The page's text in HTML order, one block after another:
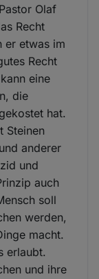
Olaf
Recht
er etwas im
Recht
eine
die
hat.
Steinen
anderer
und
auch
soll
werden,
macht.
erlaubt.
und ihre